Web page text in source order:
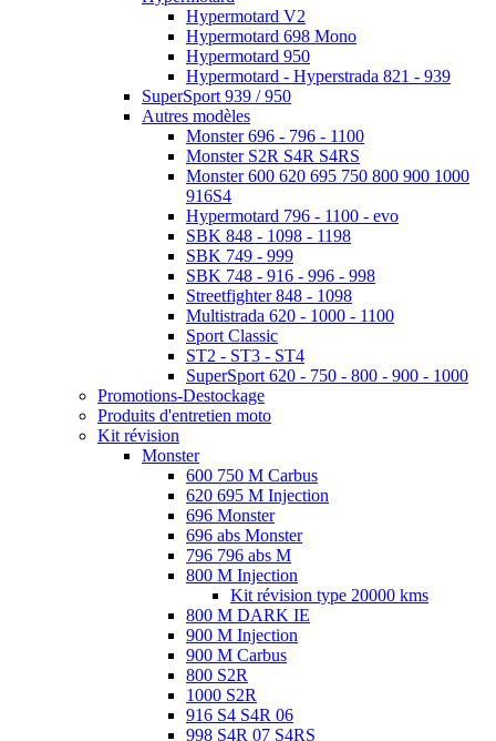
Hypermotard V2
Hypermotard 698 Mono
Hypermotard 950
Hypermotard - Hyperstrada 821 - 939
SuperSport 939 / 950
Autres modèles
Monster 696 - 796 - 1100
Monster S2R S4R S4RS
Monster 600 620 695 750 800 900 1000
916S4
Hypermotard 796 - 1100 - evo
SBK 848 - 1098 - 1198
SBK 749 - 999
SBK 748 - 916 - 996 - 998
Streetfighter 848 - 1098
Multistrada 620 - 1000 - 1100
Sport Classic
ST2 - ST3 - ST4
SuperSport 620 - 750 - 800 - 900 - 1000
Promotions-Destockage
Produits d'entretien moto
Kit révision
Monster
600 750 M Carbus
620 695 M Injection
696 Monster
696 abs Monster
796 796 abs M
800 M Injection
Kit révision type 20000 kms
800 M DARK IE
900 M Injection
900 M Carbus
800 S2R
1000 S2R
916 S4 S4R 06
998 S4R 07 S4RS